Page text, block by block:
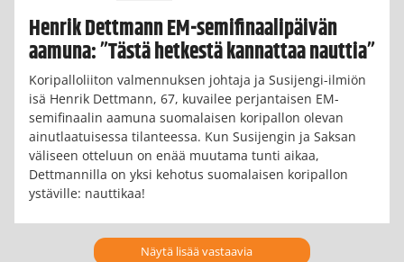
Henrik Dettmann EM-semifinaalipäivän
aamuna: ”Tästä hetkestä kannattaa nauttia”
Koripalloliiton valmennuksen johtaja ja Susijengi-ilmiön
isä Henrik Dettmann, 67, kuvailee perjantaisen EM-
semifinaalin aamuna suomalaisen koripallon olevan
ainutlaatuisessa tilanteessa. Kun Susijengin ja Saksan
väliseen otteluun on enää muutama tunti aikaa,
Dettmannilla on yksi kehotus suomalaisen koripallon
ystäville: nauttikaa!
Näytä lisää vastaavia